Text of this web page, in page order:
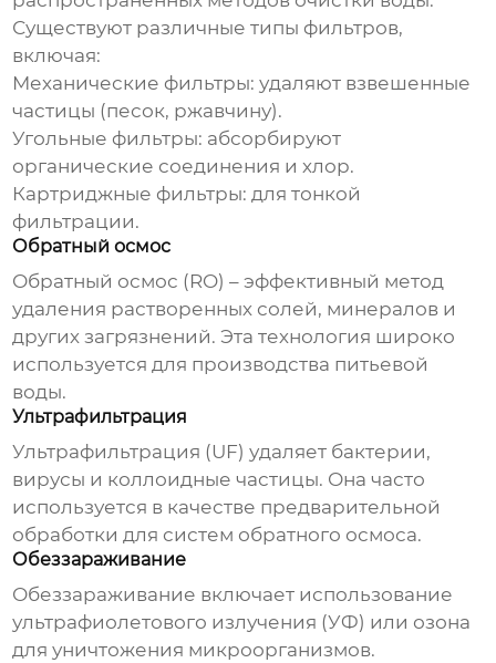
Существуют различные типы фильтров,
включая:
Механические фильтры: удаляют взвешенные
частицы (песок, ржавчину).
Угольные фильтры: абсорбируют
органические соединения и хлор.
Картриджные фильтры: для тонкой
фильтрации.
Обратный осмос
Обратный осмос (RO) – эффективный метод
удаления растворенных солей, минералов и
других загрязнений. Эта технология широко
используется для производства питьевой
воды.
Ультрафильтрация
Ультрафильтрация (UF) удаляет бактерии,
вирусы и коллоидные частицы. Она часто
используется в качестве предварительной
обработки для систем обратного осмоса.
Обеззараживание
Обеззараживание включает использование
ультрафиолетового излучения (УФ) или озона
для уничтожения микроорганизмов.